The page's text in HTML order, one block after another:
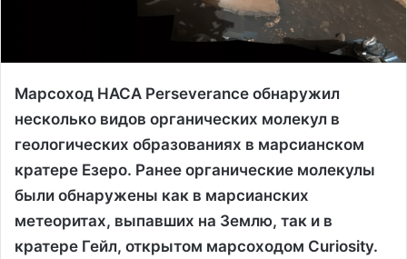
Марсоход НАСА Perseverance обнаружил
несколько видов органических молекул в
геологических образованиях в марсианском
кратере Езеро. Ранее органические молекулы
были обнаружены как в марсианских
метеоритах, выпавших на Землю, так и в
кратере Гейл, открытом марсоходом Curiosity.